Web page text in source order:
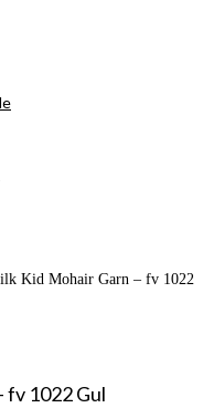
Kid Mohair Garn – fv 1022
fv 1022 Gul